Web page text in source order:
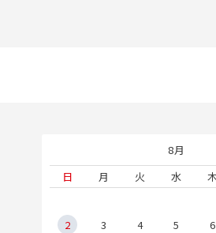
8月
日
月 火 水
2
3 4 5 6